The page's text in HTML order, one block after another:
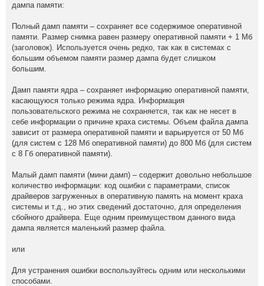
дампа памяти:
Полный дамп памяти – сохраняет все содержимое оперативной
памяти. Размер снимка равен размеру оперативной памяти + 1 Мб
(заголовок). Используется очень редко, так как в системах с
большим объемом памяти размер дампа будет слишком
большим.
Дамп памяти ядра – сохраняет информацию оперативной памяти,
касающуюся только режима ядра. Информация
пользовательского режима не сохраняется, так как не несет в
себе информации о причине краха системы. Объем файла дампа
зависит от размера оперативной памяти и варьируется от 50 Мб
(для систем с 128 Мб оперативной памяти) до 800 Мб (для систем
с 8 Гб оперативной памяти).
Малый дамп памяти (мини дамп) – содержит довольно небольшое
количество информации: код ошибки с параметрами, список
драйверов загруженных в оперативную память на момент краха
системы и т.д., но этих сведений достаточно, для определения
сбойного драйвера. Еще одним преимуществом данного вида
дампа является маленький размер файла.
или
Для устранения ошибки воспользуйтесь одним или несколькими
способами.